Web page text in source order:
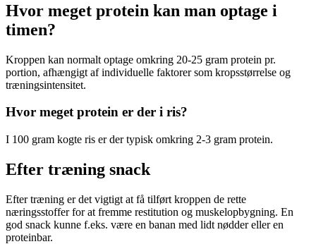
Hvor meget protein kan man optage i
timen?
Kroppen kan normalt optage omkring 20-25 gram protein pr.
portion, afhængigt af individuelle faktorer som kropsstørrelse og
træningsintensitet.
Hvor meget protein er der i ris?
I 100 gram kogte ris er der typisk omkring 2-3 gram protein.
Efter træning snack
Efter træning er det vigtigt at få tilført kroppen de rette
næringsstoffer for at fremme restitution og muskelopbygning. En
god snack kunne f.eks. være en banan med lidt nødder eller en
proteinbar.